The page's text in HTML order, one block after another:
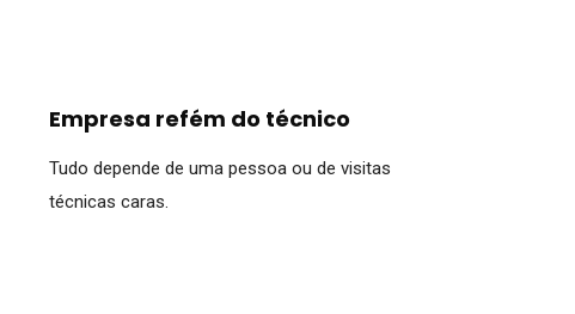
Empresa refém do técnico
Tudo depende de uma pessoa ou de visitas
técnicas caras.